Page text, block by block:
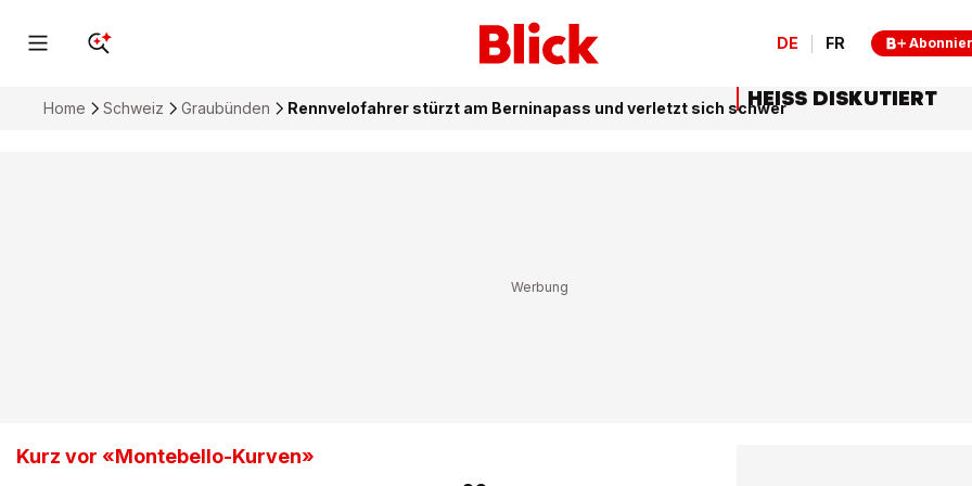
DE FR
Home Schweiz Graubünden Rennvelofahrer stürzt am Berninapass und verletzt sich schwer
Kurz vor «Montebello-Kurven»
HEISS DISKUTIERT